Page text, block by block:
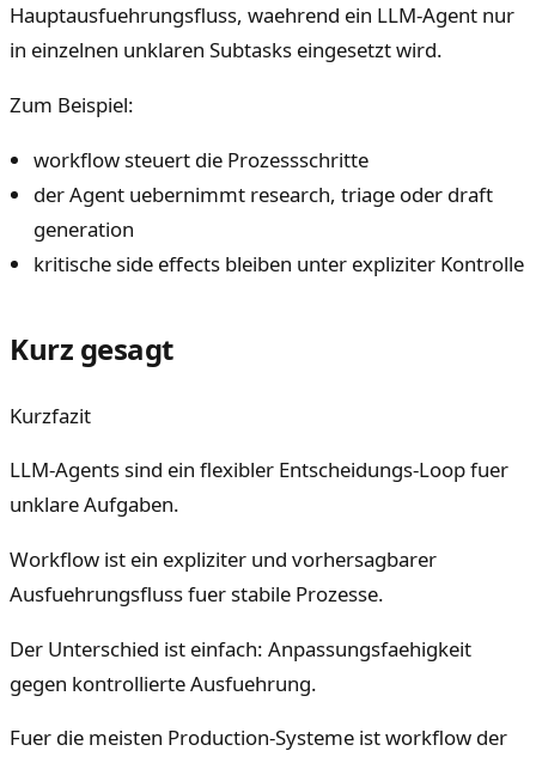
Hauptausfuehrungsfluss, waehrend ein LLM-Agent nur
in einzelnen unklaren Subtasks eingesetzt wird.
Zum Beispiel:
workflow steuert die Prozessschritte
der Agent uebernimmt research, triage oder draft
generation
kritische side effects bleiben unter expliziter Kontrolle
Kurz gesagt
Kurzfazit
LLM-Agents sind ein flexibler Entscheidungs-Loop fuer
unklare Aufgaben.
Workflow ist ein expliziter und vorhersagbarer
Ausfuehrungsfluss fuer stabile Prozesse.
Der Unterschied ist einfach: Anpassungsfaehigkeit
gegen kontrollierte Ausfuehrung.
Fuer die meisten Production-Systeme ist workflow der